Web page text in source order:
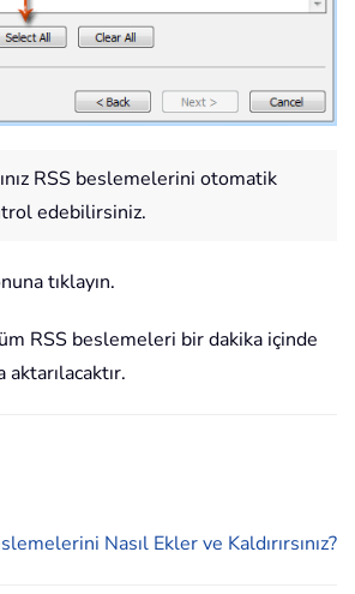
RSS beslemelerini otomatik
edebilirsiniz.
tıklayın.
RSS beslemeleri bir dakika içinde
Nasıl Ekler ve Kaldırırsınız?